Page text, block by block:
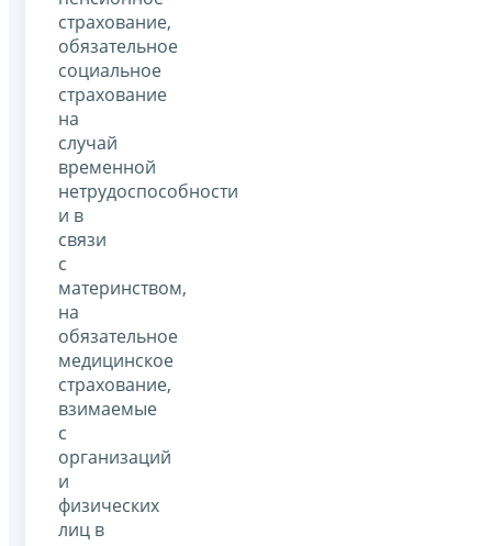
страхование,
обязательное
социальное
страхование
на
случай
временной
нетрудоспособности
и в
связи
с
материнством,
на
обязательное
медицинское
страхование,
взимаемые
с
организаций
и
физических
лиц в